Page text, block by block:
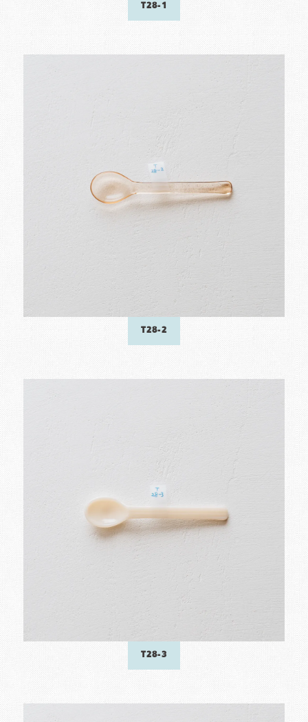
T28-1
T28-2
T28-3